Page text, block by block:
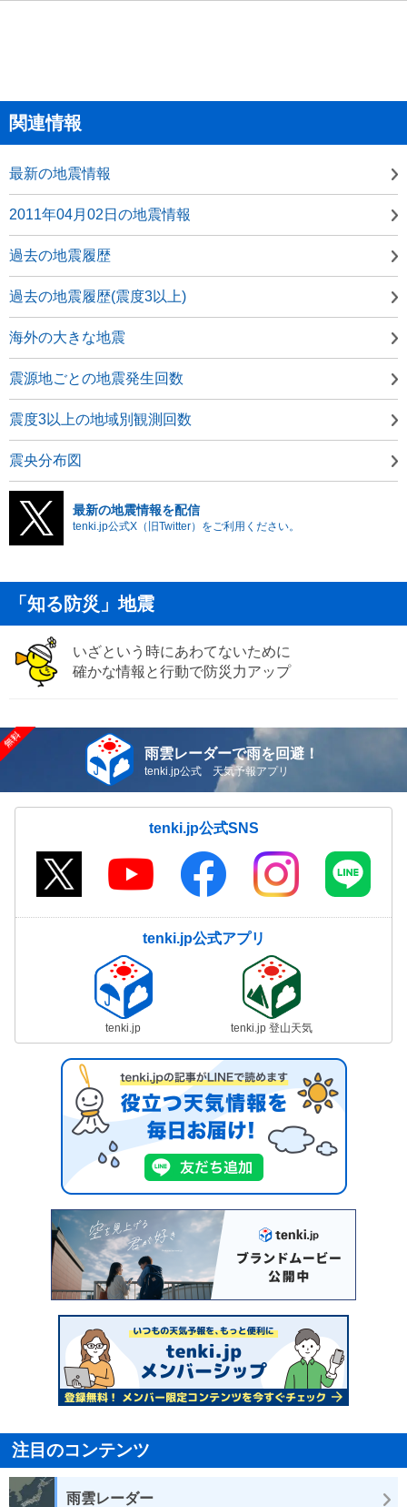
関連情報
最新の地震情報
2011年04月02日の地震情報
過去の地震履歴
過去の地震履歴(震度3以上)
海外の大きな地震
震源地ごとの地震発生回数
震度3以上の地域別観測回数
震央分布図
最新の地震情報を配信
tenki.jp公式X（旧Twitter）をご利用ください。
「知る防災」地震
いざという時にあわてないために
確かな情報と行動で防災力アップ
雨雲レーダーで雨を回避！
tenki.jp公式 天気予報アプリ
tenki.jp公式SNS
tenki.jp公式アプリ
tenki.jp tenki.jp 登山天気
注目のコンテンツ
雨雲レーダー